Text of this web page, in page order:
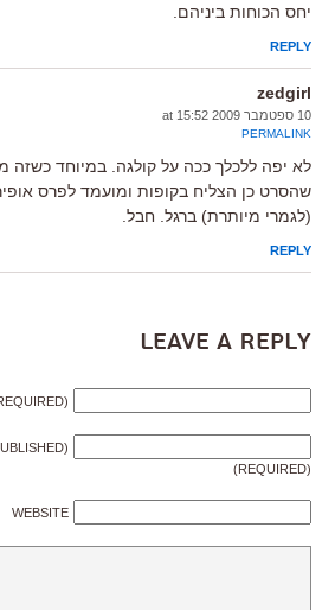
יחס הכוחות ביניהם.
REPLY
zedgirl
10 ספטמבר 2009 at 15:52
PERMALINK
לא יפה ללכלך ככה על קולגה. במיוחד כשזה
שהסרט כן הצליח בקופות ומועמד לפרס
(לגמרי מיותרת) ברגל. חבל.
REPLY
Leave a Reply
(REQUIRED)
WEBSITE